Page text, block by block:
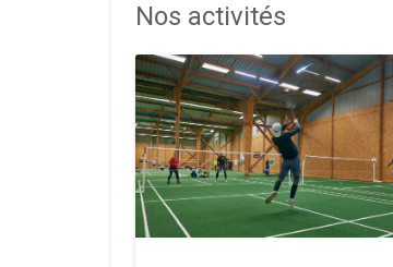
Nos activités